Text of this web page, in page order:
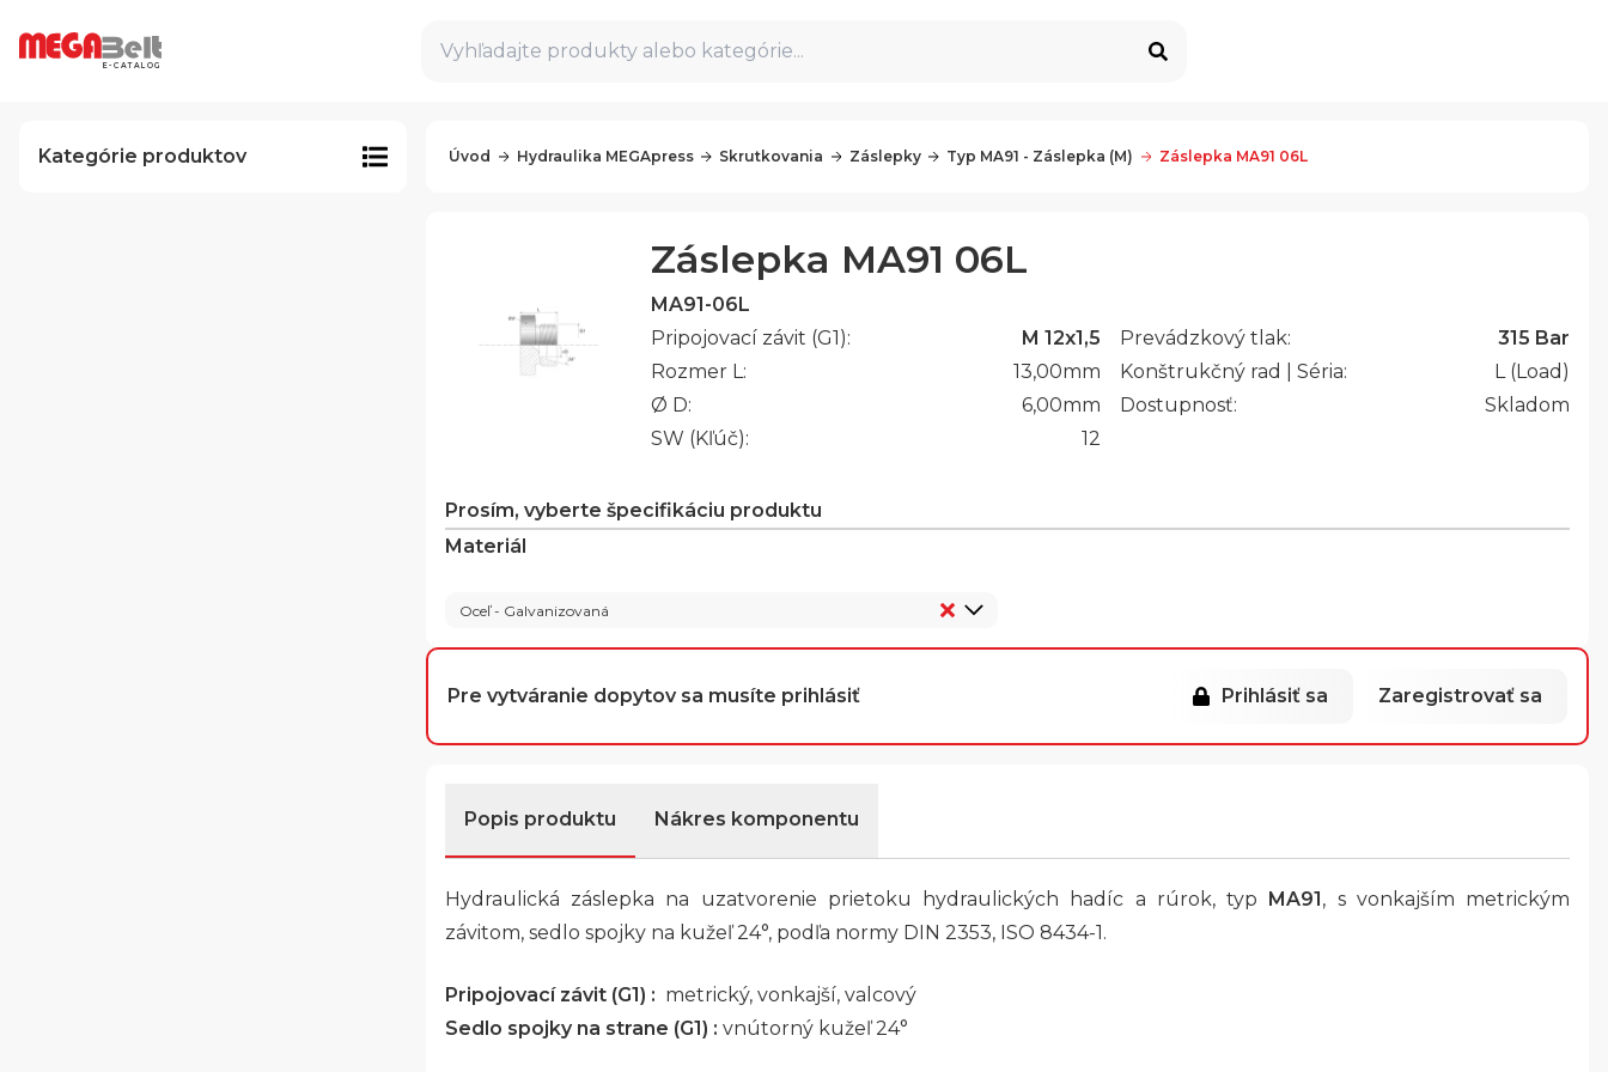
E-CATALOG
Vyhľadajte produkty alebo kategórie...
Kategórie produktov Úvod Hydraulika MEGApress Skrutkovania Záslepky Typ MA91 - Záslepka (M) Záslepka MA91 06L
Záslepka MA91 06L
MA91-06L
Pripojovací závit (G1):
M 12x1,5
Rozmer L:
13,00mm
Ø D:
6,00mm
SW (Kľúč):
12
Prevádzkový tlak:
315 Bar
Konštrukčný rad | Séria:
L (Load)
Dostupnosť:
Skladom
Prosím, vyberte špecifikáciu produktu
Materiál
Oceľ - Galvanizovaná
Pre vytváranie dopytov sa musíte prihlásiť Prihlásiť sa Zaregistrovať sa
Popis produktu Nákres komponentu
Hydraulická záslepka na uzatvorenie prietoku hydraulických hadíc a rúrok, typ MA91, s vonkajším metrickým
závitom, sedlo spojky na kužeľ 24°, podľa normy DIN 2353, ISO 8434-1.
Pripojovací závit (G1) : metrický, vonkajší, valcový
Sedlo spojky na strane (G1) : vnútorný kužeľ 24°